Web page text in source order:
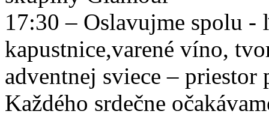
17:30 – Oslavujme spolu -
kapustnice,varené víno,
adventnej sviece – priestor
Každého srdečne